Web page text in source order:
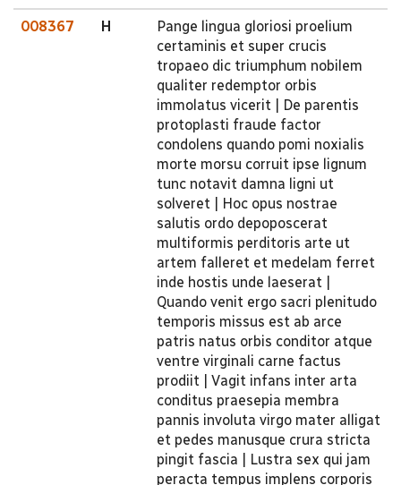
008367 H
Pange lingua gloriosi proelium
certaminis et super crucis
tropaeo dic triumphum nobilem
qualiter redemptor orbis
immolatus vicerit | De parentis
protoplasti fraude factor
condolens quando pomi noxialis
morte morsu corruit ipse lignum
tunc notavit damna ligni ut
solveret | Hoc opus nostrae
salutis ordo depoposcerat
multiformis perditoris arte ut
artem falleret et medelam ferret
inde hostis unde laeserat |
Quando venit ergo sacri plenitudo
temporis missus est ab arce
patris natus orbis conditor atque
ventre virginali carne factus
prodiit | Vagit infans inter arta
conditus praesepia membra
pannis involuta virgo mater alligat
et pedes manusque crura stricta
pingit fascia | Lustra sex qui jam
peracta tempus implens corporis